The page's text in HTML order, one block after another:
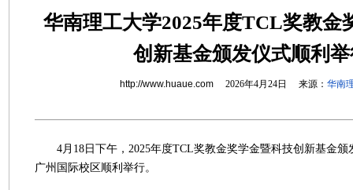
华南理工大学2025年度TCL奖教金
创新基金颁发仪式顺利
http://www.huaue.com2026年4月24日 来源： 华南
4月18日下午，2025年度TCL奖教金奖学金暨科技创新基金颁
广州国际校区顺利举行。